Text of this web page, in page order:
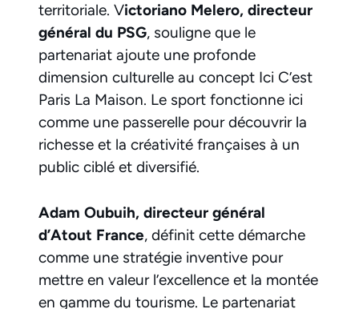
territoriale. Victoriano Melero, directeur
général du PSG, souligne que le
partenariat ajoute une profonde
dimension culturelle au concept Ici C’est
Paris La Maison. Le sport fonctionne ici
comme une passerelle pour découvrir la
richesse et la créativité françaises à un
public ciblé et diversifié.
Adam Oubuih, directeur général
d’Atout France, définit cette démarche
comme une stratégie inventive pour
mettre en valeur l’excellence et la montée
en gamme du tourisme. Le partenariat